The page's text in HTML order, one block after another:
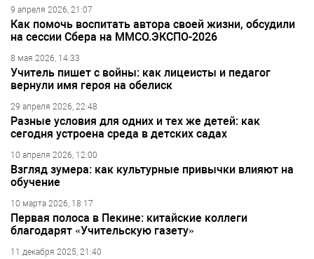
9 апреля 2026, 21:07
Как помочь воспитать автора своей жизни, обсудили
на сессии Сбера на ММСО.ЭКСПО-2026
8 мая 2026, 14:33
Учитель пишет с войны: как лицеисты и педагог
вернули имя героя на обелиск
29 апреля 2026, 22:48
Разные условия для одних и тех же детей: как
сегодня устроена среда в детских садах
10 апреля 2026, 12:00
Взгляд зумера: как культурные привычки влияют на
обучение
10 марта 2026, 18:17
Первая полоса в Пекине: китайские коллеги
благодарят «Учительскую газету»
11 декабря 2025, 21:40